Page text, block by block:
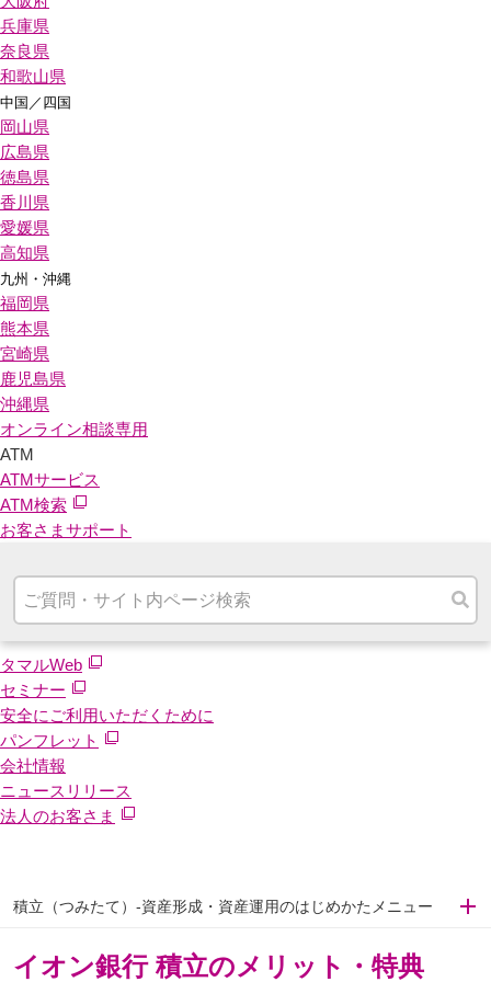
兵庫県
奈良県
和歌山県
中国／四国
岡山県
広島県
徳島県
香川県
愛媛県
高知県
九州・沖縄
福岡県
熊本県
宮崎県
鹿児島県
沖縄県
オンライン相談専用
ATM
ATMサービス
ATM検索
お客さまサポート
タマルWeb
セミナー
安全にご利用いただくために
パンフレット
会社情報
ニュースリリース
法人のお客さま
積立（つみたて）-資産形成・資産運用のはじめかたメニュー
イオン銀行 積立のメリット・特典